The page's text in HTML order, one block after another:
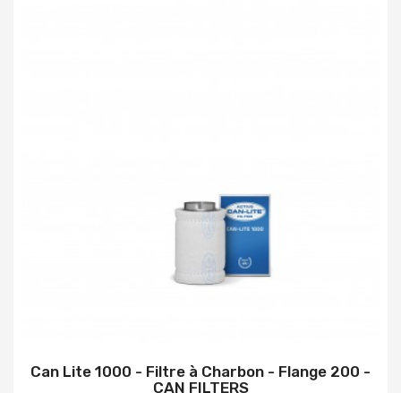
Can Lite 1000 - Filtre à Charbon - Flange 200 -
CAN FILTERS